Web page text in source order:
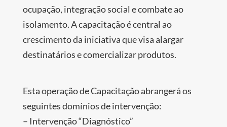
ocupação, integração social e combate ao
isolamento. A capacitação é central ao
crescimento da iniciativa que visa alargar
destinatários e comercializar produtos.
Esta operação de Capacitação abrangerá os
seguintes domínios de intervenção:
– Intervenção “Diagnóstico”